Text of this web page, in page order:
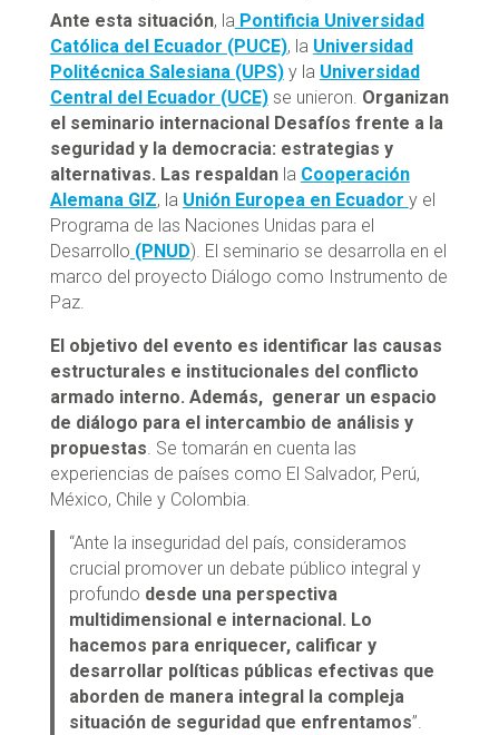
Ante esta situación, la Pontificia Universidad
Católica del Ecuador (PUCE), la Universidad
Politécnica Salesiana (UPS)y la Universidad
Central del Ecuador (UCE)se unieron. Organizan
el seminario internacional Desafíos frente a la
seguridad y la democracia: estrategias y
alternativas. Las respaldanla Cooperación
Alemana GIZ, la Unión Europea en Ecuador y el
Programa de las Naciones Unidas para el
Desarrollo (PNUD). El seminario se desarrolla en el
marco del proyecto Diálogo como Instrumento de
Paz.
El objetivo del evento es identificar las causas
estructurales e institucionales del conflicto
armado interno. Además, generar un espacio
de diálogo para el intercambio de análisis y
propuestas. Se tomarán en cuenta las
experiencias de países como El Salvador, Perú,
México, Chile y Colombia.
“Ante la inseguridad del país, consideramos
crucial promover un debate público integral y
profundo desde una perspectiva
multidimensional e internacional. Lo
hacemos para enriquecer, calificar y
desarrollar políticas públicas efectivas que
aborden de manera integral la compleja
situación de seguridad que enfrentamos”.